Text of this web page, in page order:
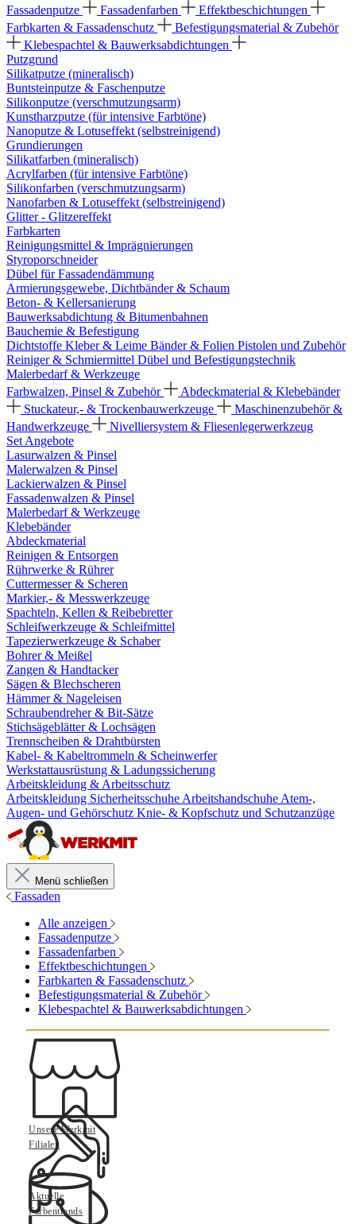
Fassadenputze
Fassadenfarben
Effektbeschichtungen
Farbkarten & Fassadenschutz
Befestigungsmaterial & Zubehör
Klebespachtel & Bauwerksabdichtungen
Putzgrund
Silikatputze (mineralisch)
Buntsteinputze & Faschenputze
Silikonputze (verschmutzungsarm)
Kunstharzputze (für intensive Farbtöne)
Nanoputze & Lotuseffekt (selbstreinigend)
Grundierungen
Silikatfarben (mineralisch)
Acrylfarben (für intensive Farbtöne)
Silikonfarben (verschmutzungsarm)
Nanofarben & Lotuseffekt (selbstreinigend)
Glitter - Glitzereffekt
Farbkarten
Reinigungsmittel & Imprägnierungen
Styroporschneider
Dübel für Fassadendämmung
Armierungsgewebe, Dichtbänder & Schaum
Beton- & Kellersanierung
Bauwerksabdichtung & Bitumenbahnen
Bauchemie & Befestigung
Dichtstoffe Kleber & Leime Bänder & Folien Pistolen und Zubehör
Reiniger & Schmiermittel Dübel und Befestigungstechnik
Malerbedarf & Werkzeuge
Farbwalzen, Pinsel & Zubehör
Abdeckmaterial & Klebebänder
Stuckateur,- & Trockenbauwerkzeuge
Maschinenzubehör &
Handwerkzeuge
Nivelliersystem & Fliesenlegerwerkzeug
Set Angebote
Lasurwalzen & Pinsel
Malerwalzen & Pinsel
Lackierwalzen & Pinsel
Fassadenwalzen & Pinsel
Malerbedarf & Werkzeuge
Klebebänder
Abdeckmaterial
Reinigen & Entsorgen
Rührwerke & Rührer
Cuttermesser & Scheren
Markier,- & Messwerkzeuge
Spachteln, Kellen & Reibebretter
Schleifwerkzeuge & Schleifmittel
Tapezierwerkzeuge & Schaber
Bohrer & Meißel
Zangen & Handtacker
Sägen & Blechscheren
Hämmer & Nageleisen
Schraubendreher & Bit-Sätze
Stichsägeblätter & Lochsägen
Trennscheiben & Drahtbürsten
Kabel- & Kabeltrommeln & Scheinwerfer
Werkstattausrüstung & Ladungssicherung
Arbeitskleidung & Arbeitsschutz
Arbeitskleidung Sicherheitsschuhe Arbeitshandschuhe Atem-,
Augen- und Gehörschutz Knie- & Kopfschutz und Schutzanzüge
Menü schließen
Fassaden
Alle anzeigen
Fassadenputze
Fassadenfarben
Effektbeschichtungen
Farbkarten & Fassadenschutz
Befestigungsmaterial & Zubehör
Klebespachtel & Bauwerksabdichtungen
Unsere Werkmit
Filialen
Aktuelle
Farbentrends